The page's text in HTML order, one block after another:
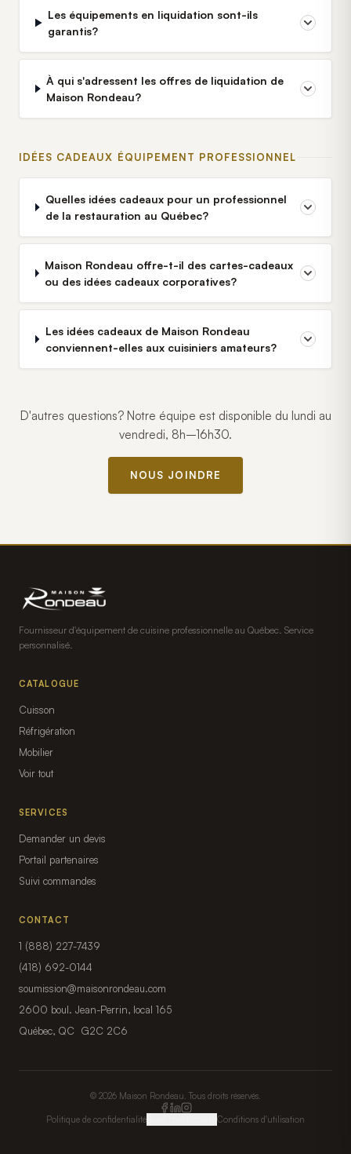
Les équipements en liquidation sont-ils
garantis?
À qui s'adressent les offres de liquidation de
Maison Rondeau?
IDÉES CADEAUX ÉQUIPEMENT PROFESSIONNEL
Quelles idées cadeaux pour un professionnel
de la restauration au Québec?
Maison Rondeau offre-t-il des cartes-cadeaux
ou des idées cadeaux corporatives?
Les idées cadeaux de Maison Rondeau
conviennent-elles aux cuisiniers amateurs?
D'autres questions? Notre équipe est disponible du lundi au
vendredi, 8h–16h30.
NOUS JOINDRE
Fournisseur d'équipement de cuisine professionnelle au Québec. Service
personnalisé.
CATALOGUE
Cuisson
Réfrigération
Mobilier
Voir tout
SERVICES
Demander un devis
Portail partenaires
Suivi commandes
CONTACT
1 (888) 227-7439
(418) 692-0144
soumission@maisonrondeau.com
2600 boul. Jean-Perrin, local 165
Québec, QC G2C 2C6
© 2026 Maison Rondeau. Tous droits réservés.
Politique de confidentialité Conditions d'utilisation